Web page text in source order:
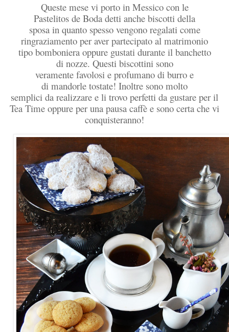
Queste mese vi porto in Messico con le
Pastelitos de Boda detti anche biscotti della
sposa in quanto spesso vengono regalati come
ringraziamento per aver partecipato al matrimonio
tipo bomboniera oppure gustati durante il banchetto
di nozze. Questi biscottini sono
veramente favolosi e profumano di burro e
di mandorle tostate! Inoltre sono molto
semplici da realizzare e li trovo perfetti da gustare per il
Tea Time oppure per una pausa caffè e sono certa che vi
conquisteranno!